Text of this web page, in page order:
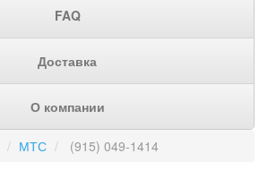
FAQ
Доставка
О компании
МТС (915) 049-1414